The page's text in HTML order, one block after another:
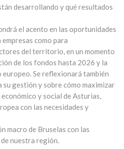
desarrollando y qué resultados
el acento en las oportunidades
como para
del territorio, en un momento
de los fondos hasta 2026 y la
Se reflexionará también
gestión y sobre cómo maximizar
y social de Asturias,
con las necesidades y
macro de Bruselas con las
nuestra región.